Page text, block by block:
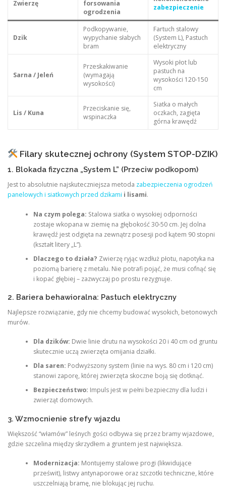
Zwierzę
forsowania
ogrodzenia
zabezpieczenie
Dzik
Podkopywanie,
wypychanie słabych
bram
Fartuch stalowy
(System L), Pastuch
elektryczny
Sarna / Jeleń
Przeskakiwanie
(wymagają
wysokości)
Wysoki płot lub
pastuch na
wysokości 120-150
cm
Lis / Kuna
Przeciskanie się,
wspinaczka
Siatka o małych
oczkach, zagięta
górna krawędź
Filary skutecznej ochrony (System STOP-DZIK)
1. Blokada fizyczna „System L” (Przeciw podkopom)
Jest to absolutnie najskuteczniejsza metoda zabezpieczenia ogrodzeń
panelowych i siatkowych przed dzikami i lisami.
Na czym polega: Stalowa siatka o wysokiej odporności
zostaje wkopana w ziemię na głębokość 30-50 cm. Jej dolna
krawędź jest odgięta na zewnątrz posesji pod kątem 90 stopni
(kształt litery „L”).
Dlaczego to działa? Zwierzę ryjąc wzdłuż płotu, napotyka na
poziomą barierę z metalu. Nie potrafi pojąć, że musi cofnąć się
i kopać głębiej – zazwyczaj po prostu rezygnuje.
2. Bariera behawioralna: Pastuch elektryczny
Najlepsze rozwiązanie, gdy nie chcemy budować wysokich, betonowych
murów.
Dla dzików: Dwie linie drutu na wysokości 20 i 40 cm od gruntu
skutecznie uczą zwierzęta omijania działki.
Dla saren: Podwyższony system (linie na wys. 80 cm i 120 cm)
stanowi zaporę, której zwierzęta skoczne boją się dotknąć.
Bezpieczeństwo: Impuls jest w pełni bezpieczny dla ludzi i
zwierząt domowych.
3. Wzmocnienie strefy wjazdu
Większość “włamów” leśnych gości odbywa się przez bramy wjazdowe,
gdzie szczelina między skrzydłem a gruntem jest największa.
Modernizacja: Montujemy stalowe progi (likwidujące
prześwit), listwy antynaporowe oraz szczotki techniczne, które
uszczelniają bramę, nie blokując jej ruchu.